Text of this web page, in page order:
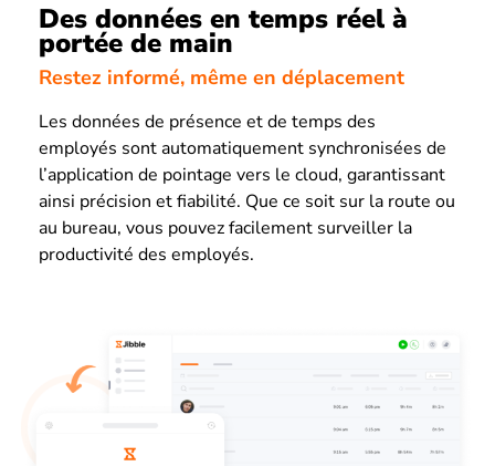
Des données en temps réel à
portée de main
Restez informé, même en déplacement
Les données de présence et de temps des
employés sont automatiquement synchronisées de
l’application de pointage vers le cloud, garantissant
ainsi précision et fiabilité. Que ce soit sur la route ou
au bureau, vous pouvez facilement surveiller la
productivité des employés.